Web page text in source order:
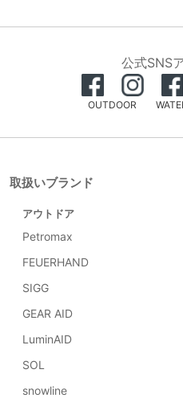
公式SNS
OUTDOOR
取扱いブランド
アウトドア
Petromax
FEUERHAND
SIGG
GEAR AID
LuminAID
SOL
snowline